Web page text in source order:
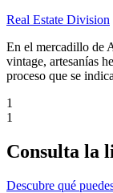
Real Estate Division
En el mercadillo de
vintage, artesanías
proceso que se
1
1
Consulta la
Descubre qué